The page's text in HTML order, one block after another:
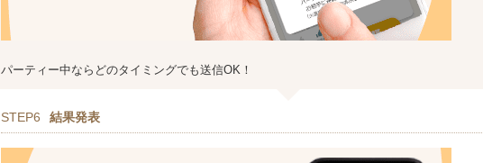
パーティー中ならどのタイミングでも送信OK！
STEP6 結果発表